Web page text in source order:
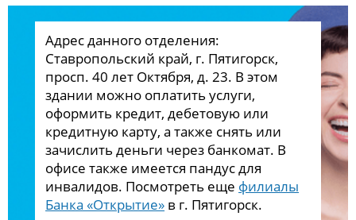
Адрес данного отделения:
Ставропольский край, г. Пятигорск,
просп. 40 лет Октября, д. 23. В этом
здании можно оплатить услуги,
оформить кредит, дебетовую или
кредитную карту, а также снять или
зачислить деньги через банкомат. В
офисе также имеется пандус для
инвалидов. Посмотреть еще филиалы
Банка «Открытие» в г. Пятигорск.